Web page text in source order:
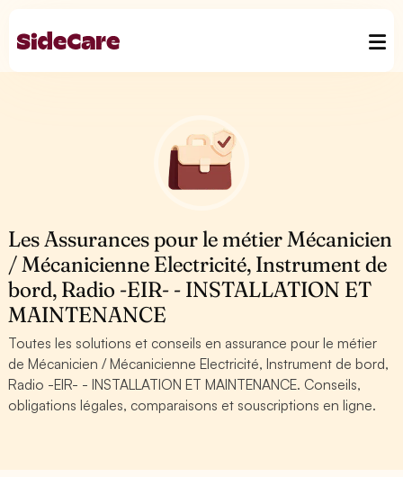
Les Assurances pour le métier Mécanicien
/ Mécanicienne Electricité, Instrument de
bord, Radio -EIR- - INSTALLATION ET
MAINTENANCE
Toutes les solutions et conseils en assurance pour le métier
de Mécanicien / Mécanicienne Electricité, Instrument de bord,
Radio -EIR- - INSTALLATION ET MAINTENANCE. Conseils,
obligations légales, comparaisons et souscriptions en ligne.